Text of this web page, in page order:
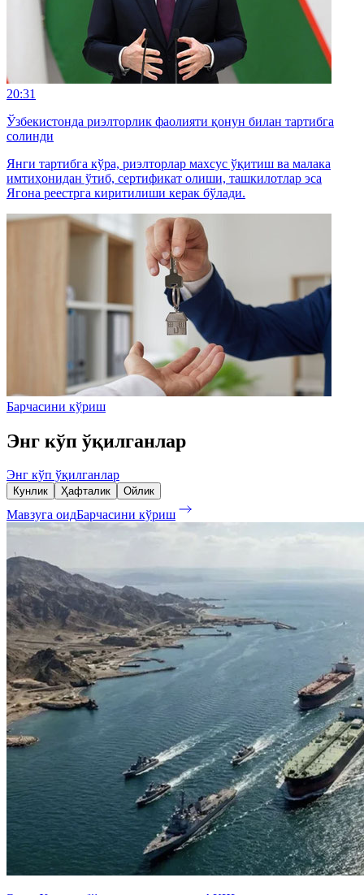
20:31
Ўзбекистонда риэлторлик фаолияти қонун билан тартибга
солинди
Янги тартибга кўра, риэлторлар махсус ўқитиш ва малака
имтиҳонидан ўтиб, сертификат олиши, ташкилотлар эса
Ягона реестрга киритилиши керак бўлади.
Барчасини кўриш
Энг кўп ўқилганлар
Энг кўп ўқилганлар
Кунлик Ҳафталик Ойлик
Мавзуга оидБарчасини кўриш